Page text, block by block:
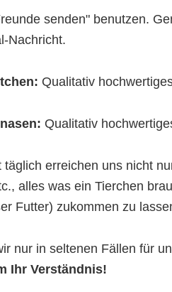
senden" benutzen.
Nachricht.
Qualitativ
Qualitativ
täglich erreichen uns nicht
alles was ein Tierchen
Futter) zukommen zu
nur in seltenen Fällen für
Ihr Verständnis!